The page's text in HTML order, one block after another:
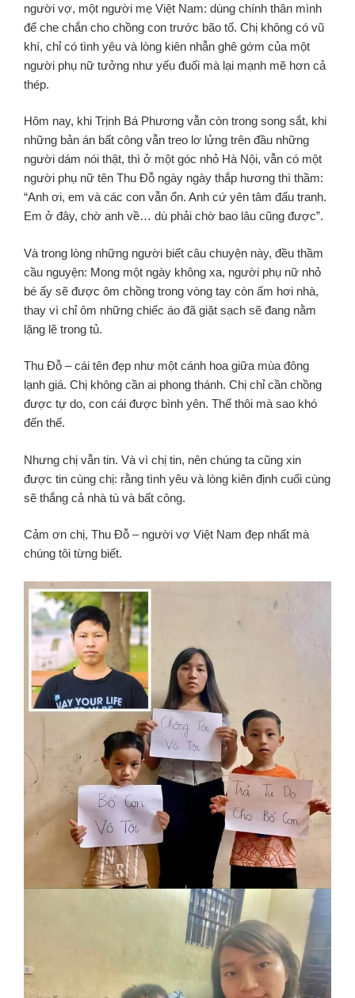
người vợ, một người mẹ Việt Nam: dùng chính thân mình
để che chắn cho chồng con trước bão tố. Chị không có vũ
khí, chỉ có tình yêu và lòng kiên nhẫn ghê gớm của một
người phụ nữ tưởng như yếu đuối mà lại mạnh mẽ hơn cả
thép.
Hôm nay, khi Trịnh Bá Phương vẫn còn trong song sắt, khi
những bản án bất công vẫn treo lơ lửng trên đầu những
người dám nói thật, thì ở một góc nhỏ Hà Nội, vẫn có một
người phụ nữ tên Thu Đỗ ngày ngày thắp hương thì thầm:
“Anh ơi, em và các con vẫn ổn. Anh cứ yên tâm đấu tranh.
Em ở đây, chờ anh về… dù phải chờ bao lâu cũng được”.
Và trong lòng những người biết câu chuyện này, đều thầm
cầu nguyện: Mong một ngày không xa, người phụ nữ nhỏ
bé ấy sẽ được ôm chồng trong vòng tay còn ấm hơi nhà,
thay vì chỉ ôm những chiếc áo đã giặt sạch sẽ đang nằm
lặng lẽ trong tủ.
Thu Đỗ – cái tên đẹp như một cánh hoa giữa mùa đông
lạnh giá. Chị không cần ai phong thánh. Chị chỉ cần chồng
được tự do, con cái được bình yên. Thế thôi mà sao khó
đến thế.
Nhưng chị vẫn tin. Và vì chị tin, nên chúng ta cũng xin
được tin cùng chị: rằng tình yêu và lòng kiên định cuối cùng
sẽ thắng cả nhà tù và bất công.
Cảm ơn chị, Thu Đỗ – người vợ Việt Nam đẹp nhất mà
chúng tôi từng biết.